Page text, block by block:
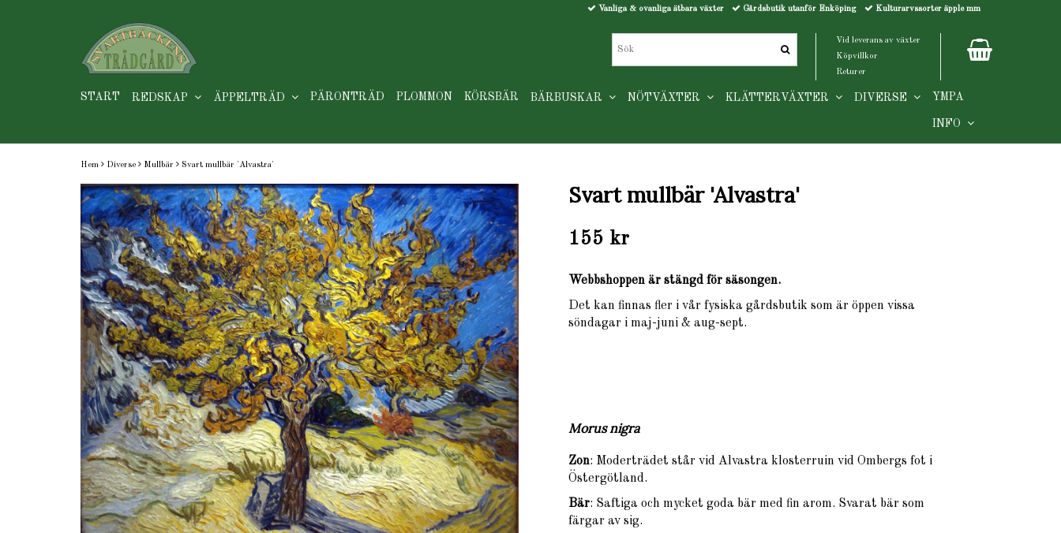
Hem Diverse Mullbär Svart mullbär 'Alvastra'
Svart mullbär 'Alvastra'
155 kr
Webbshoppen är stängd för säsongen.
Det kan finnas fler i vår fysiska gårdsbutik som är öppen vissa
söndagar i maj-juni & aug-sept.
Morus nigra
Zon: Moderträdet står vid Alvastra klosterruin vid Ombergs fot i
Östergötland.
Bär: Saftiga och mycket goda bär med fin arom. Svarat bär som
färgar av sig.
Vanliga & ovanliga ätbara växter Gårdsbutik utanför Enköping Kulturarvssorter äpple mm
Vid leverans av växter
Köpvillkor
Returer
START REDSKAP ÄPPELTRÄD PÄRONTRÄD PLOMMON KÖRSBÄR BÄRBUSKAR NÖTVÄXTER KLÄTTERVÄXTER DIVERSE YMPA
INFO